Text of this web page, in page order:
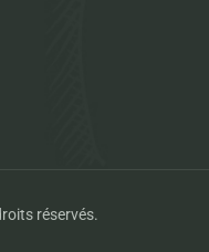
réservés.